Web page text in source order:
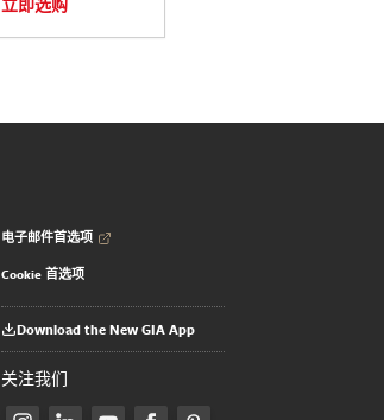
立即选购
电子邮件首选项
Cookie 首选项
Download the New GIA App
关注我们